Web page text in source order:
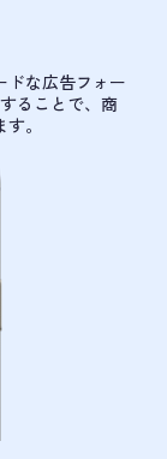
ドな広告フォー
ることで、商
。